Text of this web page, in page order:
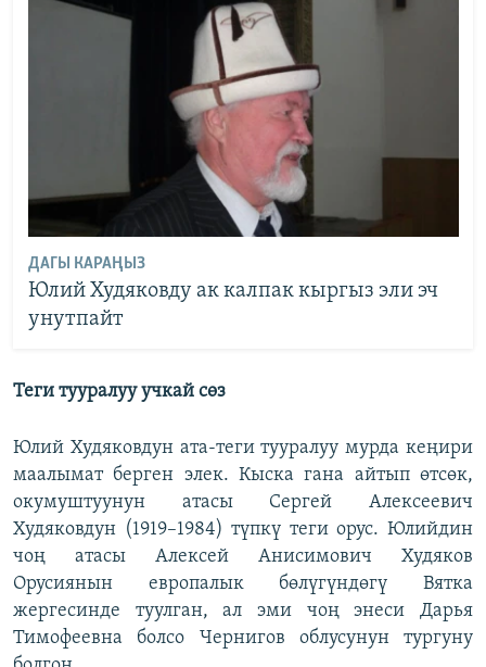
ДАГЫ КАРАҢЫЗ
Юлий Худяковду ак калпак кыргыз эли эч
унутпайт
Теги тууралуу учкай сөз
Юлий Худяковдун ата-теги тууралуу мурда кеңири
маалымат берген элек. Кыска гана айтып өтсөк,
окумуштуунун атасы Сергей Алексеевич
Худяковдун (1919–1984) түпкү теги орус. Юлийдин
чоң атасы Алексей Анисимович Худяков
Орусиянын европалык бөлүгүндөгү Вятка
жергесинде туулган, ал эми чоң энеси Дарья
Тимофеевна болсо Чернигов облусунун тургуну